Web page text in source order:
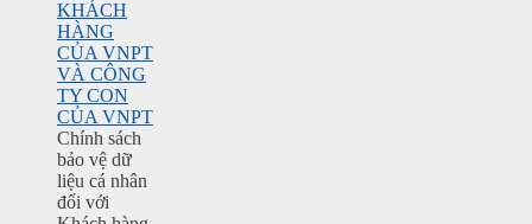
KHÁCH
HÀNG
CỦA VNPT
VÀ CÔNG
TY CON
CỦA VNPT
Chính sách
bảo vệ dữ
liệu cá nhân
đối với